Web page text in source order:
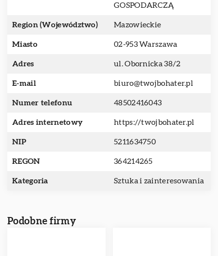
GOSPODARCZĄ
Region (Województwo) Mazowieckie
Miasto 02-953 Warszawa
Adres ul. Obornicka 38/2
E-mail biuro@twojbohater.pl
Numer telefonu 48502416043
Adres internetowy https://twojbohater.pl
NIP 5211634750
REGON 364214265
Kategoria Sztuka i zainteresowania
Podobne firmy